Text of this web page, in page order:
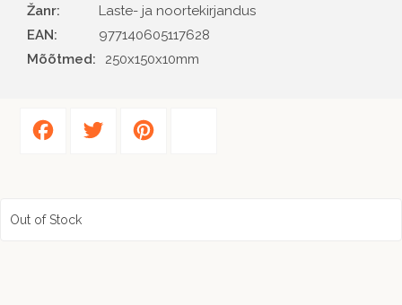
Žanr
Laste- ja noortekirjandus
EAN
977140605117628
Mõõtmed:
250x150x10mm